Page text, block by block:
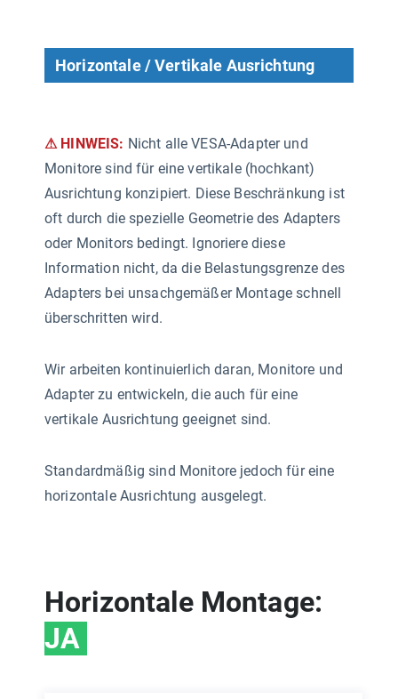
Horizontale / Vertikale Ausrichtung
⚠ HINWEIS: Nicht alle VESA-Adapter und
Monitore sind für eine vertikale (hochkant)
Ausrichtung konzipiert. Diese Beschränkung ist
oft durch die spezielle Geometrie des Adapters
oder Monitors bedingt. Ignoriere diese
Information nicht, da die Belastungsgrenze des
Adapters bei unsachgemäßer Montage schnell
überschritten wird.
Wir arbeiten kontinuierlich daran, Monitore und
Adapter zu entwickeln, die auch für eine
vertikale Ausrichtung geeignet sind.
Standardmäßig sind Monitore jedoch für eine
horizontale Ausrichtung ausgelegt.
Horizontale Montage:
JA